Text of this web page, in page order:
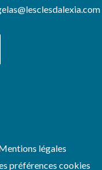
légales
préférences cookies